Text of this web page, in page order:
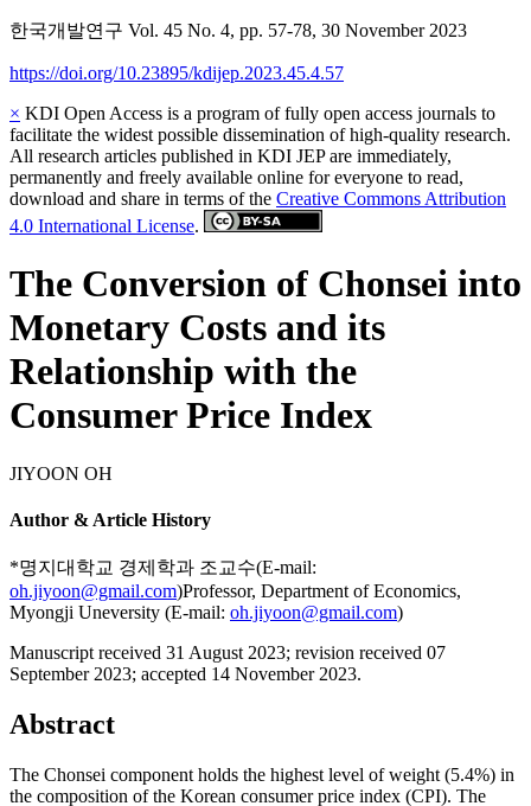
한국개발연구 Vol. 45 No. 4, pp. 57-78, 30 November 2023
https://doi.org/10.23895/kdijep.2023.45.4.57
× KDI Open Access is a program of fully open access journals to
facilitate the widest possible dissemination of high-quality research.
All research articles published in KDI JEP are immediately,
permanently and freely available online for everyone to read,
download and share in terms of the Creative Commons Attribution
4.0 International License.
The Conversion of Chonsei into
Monetary Costs and its
Relationship with the
Consumer Price Index
JIYOON OH
Author & Article History
*명지대학교 경제학과 조교수(E-mail:
oh.jiyoon@gmail.com)Professor, Department of Economics,
Myongji Uneversity (E-mail: oh.jiyoon@gmail.com)
Manuscript received 31 August 2023; revision received 07
September 2023; accepted 14 November 2023.
Abstract
The Chonsei component holds the highest level of weight (5.4%) in
the composition of the Korean consumer price index (CPI). The